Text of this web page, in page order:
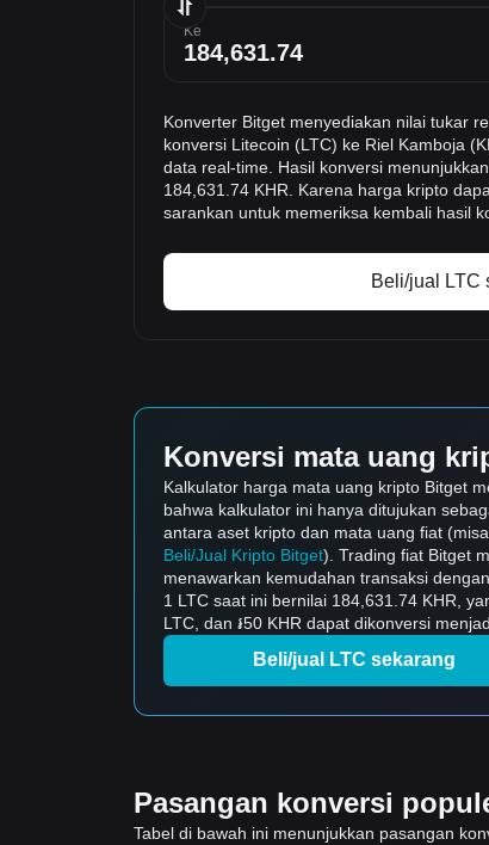
Ke
Konverter Bitget menyediakan nilai tukar
konversi Litecoin (LTC) ke Riel Kamboja
data real-time. Hasil konversi
184,631.74 KHR. Karena harga kripto
sarankan untuk memeriksa kembali hasil
Beli/jual LTC
Konversi mata uang
Kalkulator harga mata uang kripto Bitget
bahwa kalkulator ini hanya ditujukan
antara aset kripto dan mata uang fiat
Beli/Jual Kripto Bitget). Trading fiat Bitget
menawarkan kemudahan transaksi
1 LTC saat ini bernilai 184,631.74 KHR,
LTC, dan ៛50 KHR dapat dikonversi
Beli/jual LTC sekarang
Pasangan konversi
Tabel di bawah ini menunjukkan pasangan